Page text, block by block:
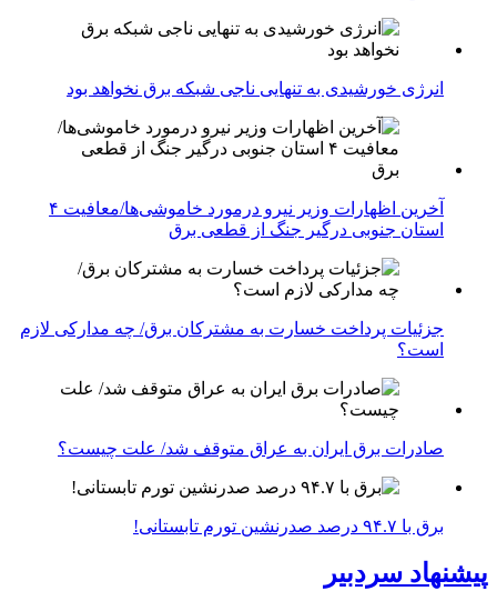
انرژی خورشیدی به تنهایی ناجی شبکه برق نخواهد بود
آخرین اظهارات وزیر نیرو درمورد خاموشی‌ها/معافیت ۴
استان جنوبی درگیر جنگ از قطعی برق
جزئیات پرداخت خسارت به مشترکان برق/ چه مدارکی لازم
است؟
صادرات برق ایران به عراق متوقف شد/ علت چیست؟
برق با ۹۴.۷ درصد صدرنشین تورم تابستانی!
پیشنهاد سردبیر